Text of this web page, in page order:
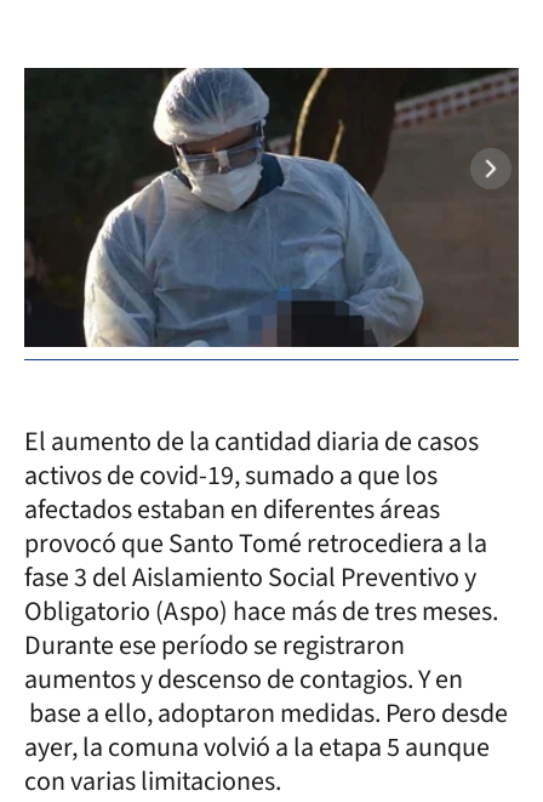
El aumento de la cantidad diaria de casos
activos de covid-19, sumado a que los
afectados estaban en diferentes áreas
provocó que Santo Tomé retrocediera a la
fase 3 del Aislamiento Social Preventivo y
Obligatorio (Aspo) hace más de tres meses.
Durante ese período se registraron
aumentos y descenso de contagios. Y en
base a ello, adoptaron medidas. Pero desde
ayer, la comuna volvió a la etapa 5 aunque
con varias limitaciones.